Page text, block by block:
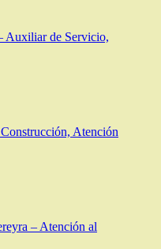
Auxiliar de Servicio,
Atención
– Atención al